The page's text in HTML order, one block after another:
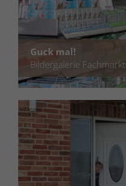
Guck mal!
Bildergalerie Fachmarkt